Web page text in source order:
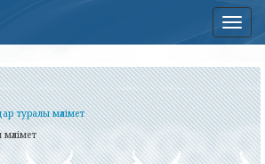
туралы мәлімет